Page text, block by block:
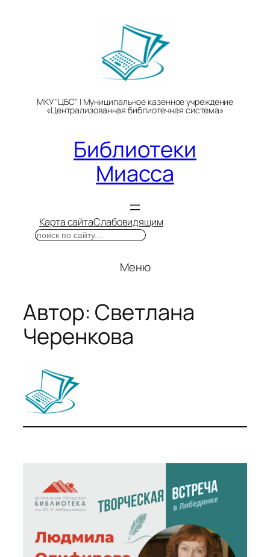
МКУ "ЦБС" | Муниципальное казенное учреждение
«Централизованная библиотечная система»
Библиотеки
Миасса
Карта сайтаСлабовидящим
Поиск
Меню
Автор: Светлана
Черенкова